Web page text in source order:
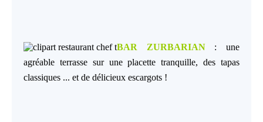
BAR ZURBARIAN: une
agréable terrasse sur une placette tranquille, des tapas
classiques ... et de délicieux escargots !